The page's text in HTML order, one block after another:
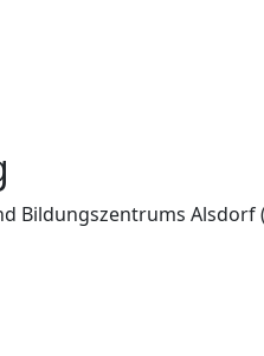
Bildungszentrums Alsdorf